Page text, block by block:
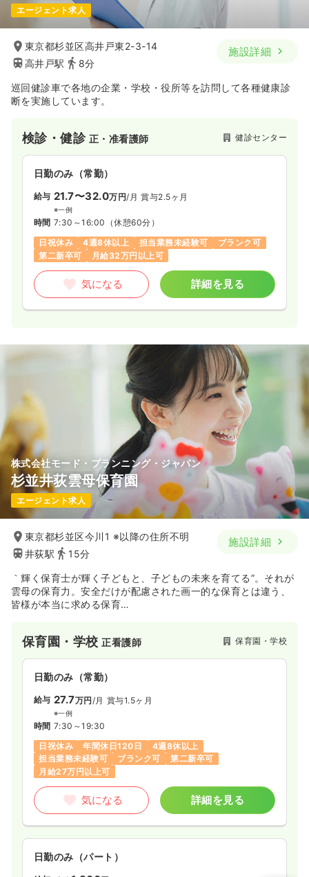
エージェント求人
東京都杉並区高井戸東2-3-14
高井戸駅
8分
施設詳細
巡回健診車で各地の企業・学校・役所等を訪問して各種健康診
断を実施しています。
検診・健診 正・准看護師 健診センター
日勤のみ（常勤）
給与 21.7〜32.0万円/月 賞与2.5ヶ月
※一例
時間 7:30～16:00 （休憩60分）
日祝休み
4週8休以上 担当業務未経験可
ブランク可
第二新卒可
月給32万円以上可
気になる 詳細を見る
株式会社モード・プランニング・ジャパン
杉並井荻雲母保育園
エージェント求人
東京都杉並区今川1 ※以降の住所不明
井荻駅
15分
施設詳細
｀輝く保育士が輝く子どもと、子どもの未来を育てる”。それが
雲母の保育力。安全だけが配慮された画一的な保育とは違う、
皆様が本当に求める保育
保育園・学校正看護師 保育園・学校
日勤のみ（常勤）
給与 27.7万円 /月 賞与1.5ヶ月
※一例
時間 7:30～19:30
日祝休み
年間休日120日
4週8休以上
担当業務未経験可
ブランク可
第二新卒可
月給27万円以上可
気になる 詳細を見る
日勤のみ（パート）